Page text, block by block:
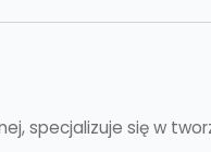
specjalizuje się w